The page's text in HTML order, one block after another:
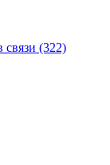
связи (322)